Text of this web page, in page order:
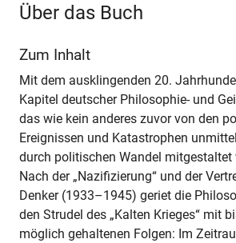
Über das Buch
Zum Inhalt
Mit dem ausklingenden 20.
Kapitel deutscher Philosophie- und
das wie kein anderes zuvor von den
Ereignissen und Katastrophen
durch politischen Wandel mitgestaltet
Nach der „Nazifizierung“ und der
Denker (1933–1945) geriet die
den Strudel des „Kalten Krieges“ mit
möglich gehaltenen Folgen: Im